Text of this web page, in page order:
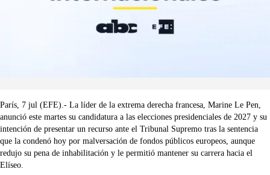
París, 7 jul (EFE).- La líder de la extrema derecha francesa, Marine Le Pen,
anunció este martes su candidatura a las elecciones presidenciales de 2027 y su
intención de presentar un recurso ante el Tribunal Supremo tras la sentencia
que la condenó hoy por malversación de fondos públicos europeos, aunque
redujo su pena de inhabilitación y le permitió mantener su carrera hacia el
Elíseo.